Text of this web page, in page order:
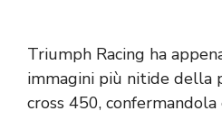
Triumph Racing ha
immagini più nitide della
cross 450,